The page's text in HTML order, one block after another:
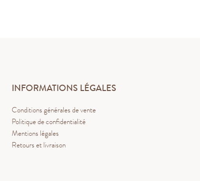
INFORMATIONS LÉGALES
Conditions générales de vente
Politique de confidentialité
Mentions légales
Retours et livraison